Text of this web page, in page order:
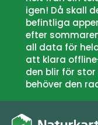
igen! Då skall
befintliga
efter
all data för
att klara
den blir för
behöver den